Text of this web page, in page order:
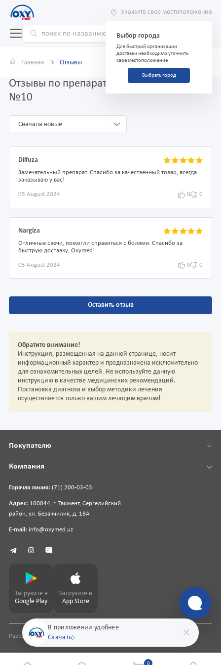
Укажите свое местоположение
Выбор города
Для быстрой организации
доставки необходимо уточнить
свое местоположение
Выбрать город
Главная Отзывы
Отзывы по препарату Анестезол свечи
№10
Сначала новые
Dilfuza
Замечательный препарат. Спасибо за качественный товар, всегда
заказываю у вас!
05 August 2024 0 0
Nargiza
Отличные свечи, помогли справиться с болями. Спасибо за
быструю доставку, Oxymed!
05 August 2024 0 0
Оставить отзыв
Обратите внимание!
Инструкция, размещенная на данной странице, носит
информационный характер и предназначена исключительно
для ознакомительных целей. Не используйте данную
инструкцию в качестве медицинских рекомендаций.
Постановка диагноза и выбор методики лечения
осуществляется только вашим лечащим врачом!
В приложении удобнее
Скачать
Горячая линия: (71) 200-03-03
Адрес: 100044, г. Ташкент, Сергелийский
район, ул. Безакчилик, д. 18А
E-mail: info@oxymed.uz
Покупателю
Компания
Загрузите в
Google Play
Загрузите в
App Store
Разработка сайтаpharmit.uz
0